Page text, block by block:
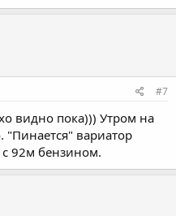
#7
видно пока))) Утром на
вариатор
92м бензином.